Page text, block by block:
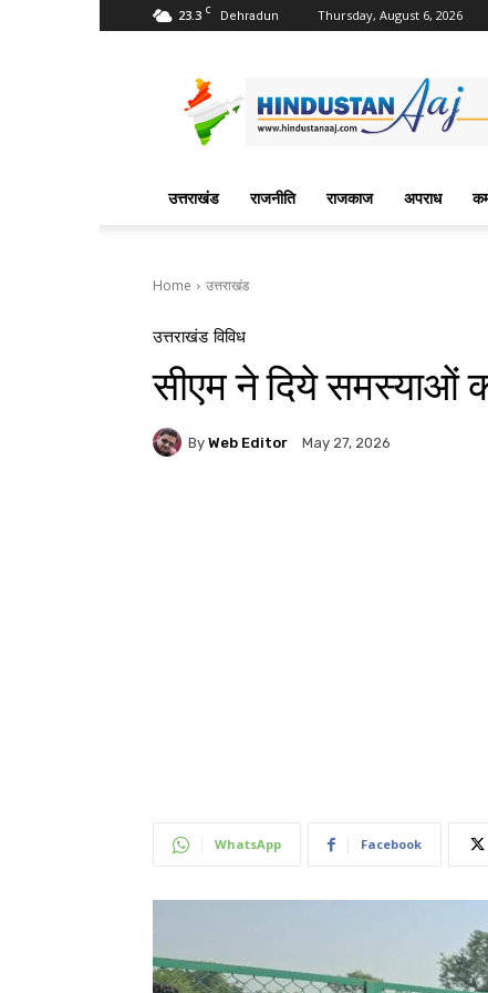
23.3 C Dehradun Thursday, August 6, 2026
Aaj
News
उत्तराखंड राजनीति राजकाज अपराध
Home उत्तराखंड
उत्तराखंड विविध
सीएम ने दिये समस्याओं
By Web Editor May 27, 2026
WhatsApp Facebook